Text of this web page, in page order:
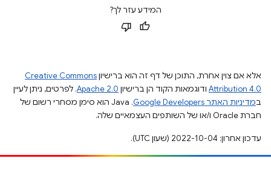
המידע עזר לך?
אלא אם צוין אחרת, התוכן של דף זה הוא ברישיוןCreative Commons
Attribution 4.0 ודוגמאות הקוד הן ברישיון Apache 2.0. לפרטים, ניתן לעיין
במדיניות האתר Google Developers‏
.‏ Java הוא סימן מסחרי רשום של
חברת Oracle ו/או של השותפים העצמאיים שלה.
עדכון אחרון: 2022-10-04 (שעון UTC).